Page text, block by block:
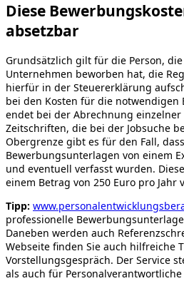
Diese
absetzbar
Grundsätzlich gilt für die Person,
Unternehmen beworben hat, die
hierfür in der Steuererklärung
bei den Kosten für die notwendigen
endet bei der Abrechnung
Zeitschriften, die bei der Jobsuche
Obergrenze gibt es für den Fall,
Bewerbungsunterlagen von einem
und eventuell verfasst wurden.
einem Betrag von 250 Euro pro Jahr
Tipp:
professionelle
Daneben werden auch
Webseite finden Sie auch hilfreiche
Vorstellungsgespräch. Der Service
als auch für